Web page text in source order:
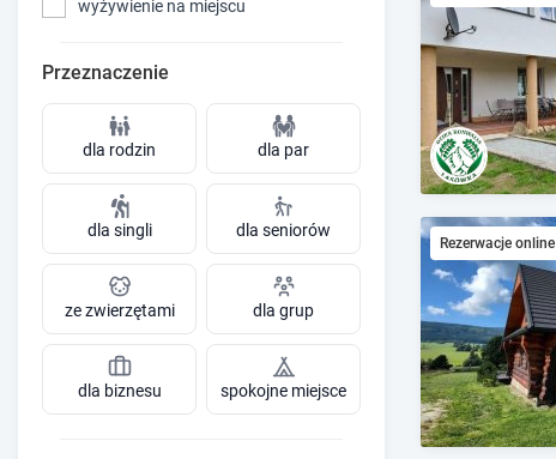
wyżywienie na miejscu
Przeznaczenie
dla rodzin dla par
dla singli dla seniorów
ze zwierzętami dla grup
dla biznesu spokojne miejsce
Rezerwacje online